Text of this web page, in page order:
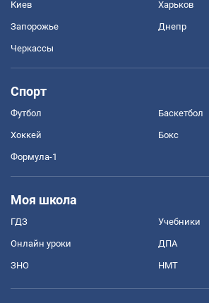
Киев Харьков
Запорожье Днепр
Черкассы
Спорт
Футбол Баскетбол
Хоккей Бокс
Формула-1
Моя школа
ГДЗ Учебники
Онлайн уроки ДПА
ЗНО НМТ